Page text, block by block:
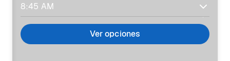
Ver opciones